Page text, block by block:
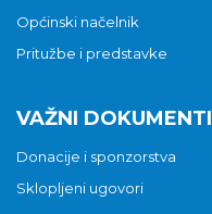
Općinski načelnik
Pritužbe i predstavke
VAŽNI DOKUMENTI
Donacije i sponzorstva
Sklopljeni ugovori